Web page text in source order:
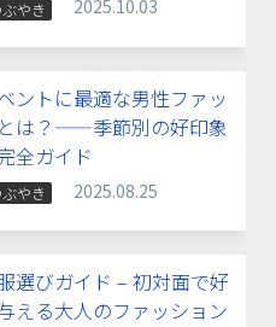
やき 2025.10.03
ントに最適な男性ファッ
は？——季節別の好印象
全ガイド
やき 2025.08.25
選びガイド – 初対面で好
える大人のファッション